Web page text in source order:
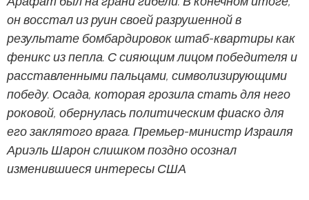
он восстал из руин своей разрушенной в
результате бомбардировок штаб-квартиры как
феникс из пепла. С сияющим лицом победителя и
расставленными пальцами, символизирующими
победу. Осада, которая грозила стать для него
роковой, обернулась политическим фиаско для
его заклятого врага. Премьер-министр Израиля
Ариэль Шарон слишком поздно осознал
изменившиеся интересы США